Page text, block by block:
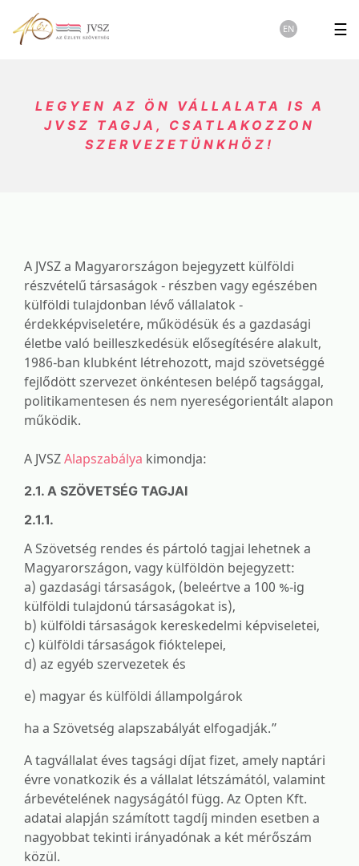
☰
EN
LEGYEN AZ ÖN VÁLLALATA IS A
JVSZ TAGJA, CSATLAKOZZON
SZERVEZETÜNKHÖZ!
A JVSZ a Magyarországon bejegyzett külföldi
részvételű társaságok - részben vagy egészében
külföldi tulajdonban lévő vállalatok -
érdekképviseletére, működésük és a gazdasági
életbe való beilleszkedésük elősegítésére alakult,
1986-ban klubként létrehozott, majd szövetséggé
fejlődött szervezet önkéntesen belépő tagsággal,
politikamentesen és nem nyereségorientált alapon
működik.
A JVSZAlapszabálya kimondja:
2.1. A SZÖVETSÉG TAGJAI
2.1.1.
A Szövetség rendes és pártoló tagjai lehetnek a
Magyarországon, vagy külföldön bejegyzett:
a) gazdasági társaságok, (beleértve a 100 %-ig
külföldi tulajdonú társaságokat is),
b) külföldi társaságok kereskedelmi képviseletei,
c) külföldi társaságok fióktelepei,
d) az egyéb szervezetek és
e) magyar és külföldi állampolgárok
ha a Szövetség alapszabályát elfogadják.”
A tagvállalat éves tagsági díjat fizet, amely naptári
évre vonatkozik és a vállalat létszámától, valamint
árbevételének nagyságától függ. Az Opten Kft.
adatai alapján számított tagdíj minden esetben a
nagyobbat tekinti irányadónak a két mérőszám
közül.